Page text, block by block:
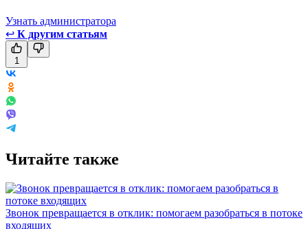
Узнать администратора
↩ К другим статьям
1
Читайте также
Звонок превращается в отклик: помогаем разобраться в потоке
входящих